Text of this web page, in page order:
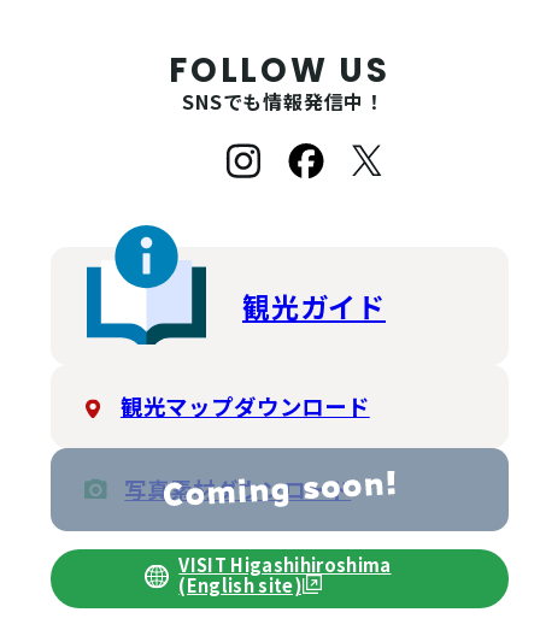
FOLLOW US
SNSでも情報発信中！
観光ガイド
観光マップダウンロード
写真素材ダウンロード
VISIT Higashihiroshima
(English site)